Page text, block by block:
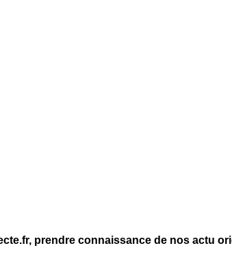
prendre connaissance de nos actu